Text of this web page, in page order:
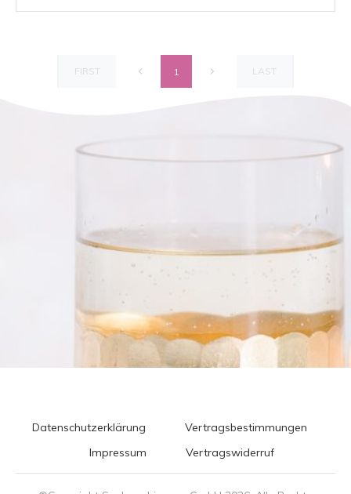
FIRST 1 LAST
Datenschutzerklärung
Vertragsbestimmungen
Impressum
Vertragswiderruf